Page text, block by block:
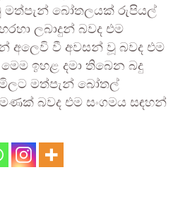
මත්පැන් බෝතලයක් රුපියල්
ලබාදුන් බවද එම
අලෙවි වී අවසන් වූ බවද එම
ඉහළ දමා තිබෙන බදු
මත්පැන් බෝතල්
බවද එම සංගමය සඳහන්